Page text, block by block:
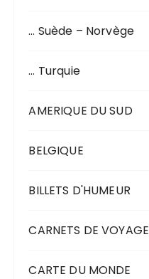
… Suède – Norvège
… Turquie
AMERIQUE DU SUD
BELGIQUE
BILLETS D'HUMEUR
CARNETS DE VOYAGE
CARTE DU MONDE